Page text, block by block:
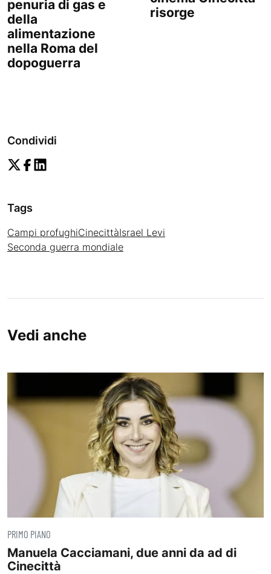
penuria di gas e
della
alimentazione
nella Roma del
dopoguerra
risorge
Condividi
Tags
Campi profughiCinecittàIsrael Levi
Seconda guerra mondiale
Vedi anche
PRIMO PIANO
Manuela Cacciamani, due anni da ad di
Cinecittà